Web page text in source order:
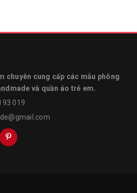
chuyên cung cấp các mẫu phông
và quần áo trẻ em.
019